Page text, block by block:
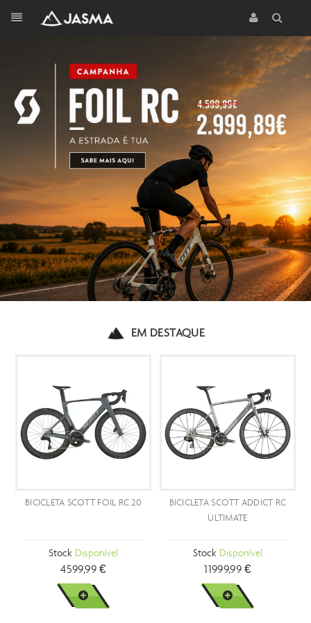
EM DESTAQUE
SCOTT FOIL RC 20
Disponível
4599,99 €
VER MAIS
BICICLETA SCOTT ADDICT RC
ULTIMATE
Disponível
11999,99 €
VER MAIS